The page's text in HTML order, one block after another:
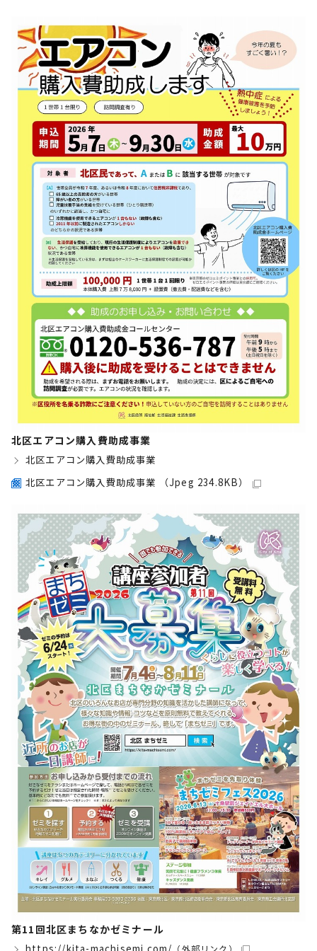
北区エアコン購入費助成事業
北区エアコン購入費助成事業
北区エアコン購入費助成事業 （Jpeg 234.8KB）
第11回北区まちなかゼミナール
https://kita-machisemi.com/ （外部リンク）